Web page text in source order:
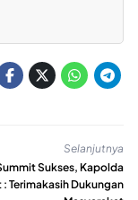
Selanjutnya
Sukses, Kapolda
: Terimakasih Dukungan